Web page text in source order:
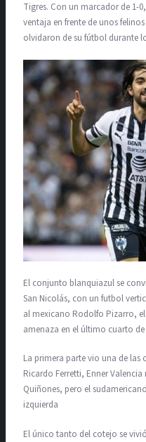
Tigres. Con un marcador de 1-
ventaja en frente de unos
olvidaron de su fútbol durante
El conjunto blanquiazul se
San Nicolás, con un futbol
al mexicano Rodolfo Pizarro, el
amenaza en el último cuarto
La primera parte vio una de las
Ricardo Ferretti, Enner
Quiñones, pero el
izquierda
El único tanto del cotejo se